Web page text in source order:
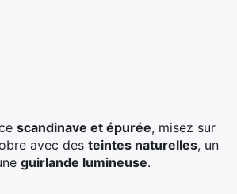
scandinave et épurée, misez sur
avec des teintes naturelles, un
guirlande lumineuse.